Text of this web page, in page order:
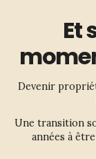
Et
Devenir
Une transition
années à